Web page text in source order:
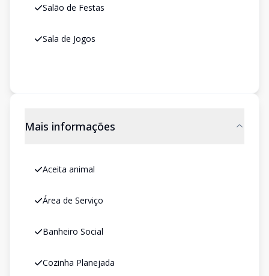
Salão de Festas
Sala de Jogos
Mais informações
Aceita animal
Área de Serviço
Banheiro Social
Cozinha Planejada